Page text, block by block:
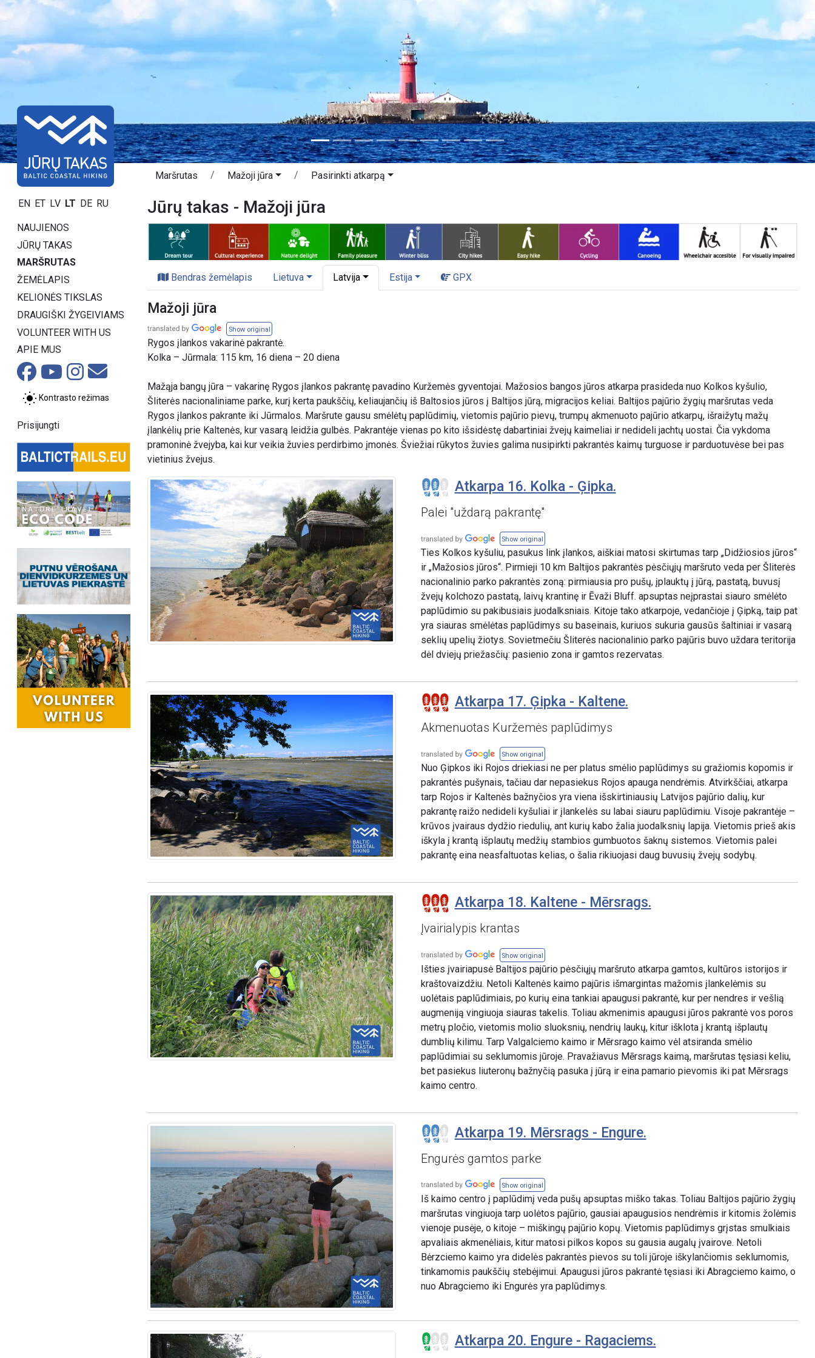
EN ET LV LT DE RU
NAUJIENOS
JŪRŲ TAKAS
MARŠRUTAS
ŽEMĖLAPIS
KELIONĖS TIKSLAS
DRAUGIŠKI ŽYGEIVIAMS
VOLUNTEER WITH US
APIE MUS
Kontrasto režimas
Prisijungti
Maršrutas Mažoji jūra Pasirinkti atkarpą
Jūrų takas - Mažoji jūra
Bendras žemėlapis Lietuva Latvija Estija GPX
Mažoji jūra
Show original
Rygos įlankos vakarinė pakrantė.
Kolka – Jūrmala: 115 km, 16 diena – 20 diena
Mažąja bangų jūra – vakarinę Rygos įlankos pakrantę pavadino Kuržemės gyventojai. Mažosios bangos jūros atkarpa prasideda nuo Kolkos kyšulio,
Šliterės nacionaliniame parke, kurį kerta paukščių, keliaujančių iš Baltosios jūros į Baltijos jūrą, migracijos keliai. Baltijos pajūrio žygių maršrutas veda
Rygos įlankos pakrante iki Jūrmalos. Maršrute gausu smėlėtų paplūdimių, vietomis pajūrio pievų, trumpų akmenuoto pajūrio atkarpų, išraižytų mažų
įlankėlių prie Kaltenės, kur vasarą leidžia gulbės. Pakrantėje vienas po kito išsidėstę dabartiniai žvejų kaimeliai ir nedideli jachtų uostai. Čia vykdoma
pramoninė žvejyba, kai kur veikia žuvies perdirbimo įmonės. Šviežiai rūkytos žuvies galima nusipirkti pakrantės kaimų turguose ir parduotuvėse bei pas
vietinius žvejus.
Atkarpa 16. Kolka - Ģipka.
Palei "uždarą pakrantę"
Show original
Ties Kolkos kyšuliu, pasukus link įlankos, aiškiai matosi skirtumas tarp „Didžiosios jūros“
ir „Mažosios jūros“. Pirmieji 10 km Baltijos pakrantės pėsčiųjų maršruto veda per Šliterės
nacionalinio parko pakrantės zoną: pirmiausia pro pušų, įplauktų į jūrą, pastatą, buvusį
žvejų kolchozo pastatą, laivų krantinę ir Ēvaži Bluff. apsuptas neįprastai siauro smėlėto
paplūdimio su pakibusiais juodalksniais. Kitoje tako atkarpoje, vedančioje į Ģipką, taip pat
yra siauras smėlėtas paplūdimys su baseinais, kuriuos sukuria gausūs šaltiniai ir vasarą
seklių upelių žiotys. Sovietmečiu Šliterės nacionalinio parko pajūris buvo uždara teritorija
dėl dviejų priežasčių: pasienio zona ir gamtos rezervatas.
Atkarpa 17. Ģipka - Kaltene.
Akmenuotas Kuržemės paplūdimys
Show original
Nuo Ģipkos iki Rojos driekiasi ne per platus smėlio paplūdimys su gražiomis kopomis ir
pakrantės pušynais, tačiau dar nepasiekus Rojos apauga nendrėmis. Atvirkščiai, atkarpa
tarp Rojos ir Kaltenės bažnyčios yra viena išskirtiniausių Latvijos pajūrio dalių, kur
pakrantę raižo nedideli kyšuliai ir įlankelės su labai siauru paplūdimiu. Visoje pakrantėje –
krūvos įvairaus dydžio riedulių, ant kurių kabo žalia juodalksnių lapija. Vietomis prieš akis
iškyla į krantą išplautų medžių stambios gumbuotos šaknų sistemos. Vietomis palei
pakrantę eina neasfaltuotas kelias, o šalia rikiuojasi daug buvusių žvejų sodybų.
Atkarpa 18. Kaltene - Mērsrags.
Įvairialypis krantas
Show original
Išties įvairiapusė Baltijos pajūrio pėsčiųjų maršruto atkarpa gamtos, kultūros istorijos ir
kraštovaizdžiu. Netoli Kaltenės kaimo pajūris išmargintas mažomis įlankelėmis su
uolėtais paplūdimiais, po kurių eina tankiai apaugusi pakrantė, kur per nendres ir vešlią
augmeniją vingiuoja siauras takelis. Toliau akmenimis apaugusi jūros pakrantė vos poros
metrų pločio, vietomis molio sluoksnių, nendrių laukų, kitur išklota į krantą išplautų
dumblių kilimu. Tarp Valgalciemo kaimo ir Mērsrago kaimo vėl atsiranda smėlio
paplūdimiai su seklumomis jūroje. Pravažiavus Mērsrags kaimą, maršrutas tęsiasi keliu,
bet pasiekus liuteronų bažnyčią pasuka į jūrą ir eina pamario pievomis iki pat Mērsrags
kaimo centro.
Atkarpa 19. Mērsrags - Engure.
Engurės gamtos parke
Show original
Iš kaimo centro į paplūdimį veda pušų apsuptas miško takas. Toliau Baltijos pajūrio žygių
maršrutas vingiuoja tarp uolėtos pajūrio, gausiai apaugusios nendrėmis ir kitomis žolėmis
vienoje pusėje, o kitoje – miškingų pajūrio kopų. Vietomis paplūdimys grįstas smulkiais
apvaliais akmenėliais, kitur matosi pilkos kopos su gausia augalų įvairove. Netoli
Bėrzciemo kaimo yra didelės pakrantės pievos su toli jūroje iškylančiomis seklumomis,
tinkamomis paukščių stebėjimui. Apaugusi jūros pakrantė tęsiasi iki Abragciemo kaimo, o
nuo Abragciemo iki Engurės yra paplūdimys.
Atkarpa 20. Engure - Ragaciems.